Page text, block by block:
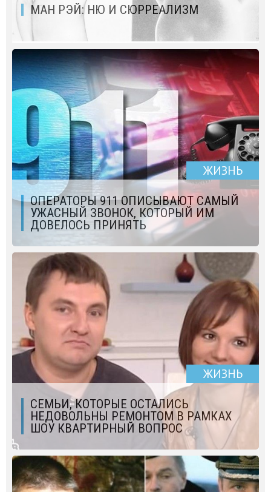
МАН РЭЙ: НЮ И СЮРРЕАЛИЗМ
ЖИЗНЬ
ОПЕРАТОРЫ 911 ОПИСЫВАЮТ САМЫЙ
УЖАСНЫЙ ЗВОНОК, КОТОРЫЙ ИМ
ДОВЕЛОСЬ ПРИНЯТЬ
ЖИЗНЬ
СЕМЬИ, КОТОРЫЕ ОСТАЛИСЬ
НЕДОВОЛЬНЫ РЕМОНТОМ В РАМКАХ
ШОУ КВАРТИРНЫЙ ВОПРОС